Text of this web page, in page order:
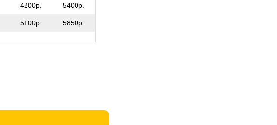
4200р. 5400р.
5100р. 5850р.